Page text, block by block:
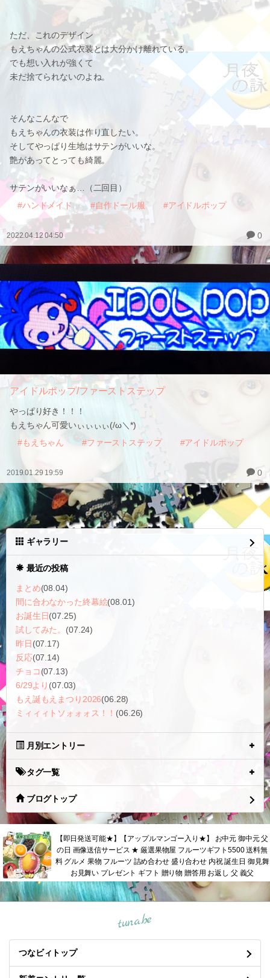
ただ、これのデザイン
もえちゃんの公式衣装とは大分かけ離れている。
でも想い入れが強くて
未だ捨てられないのよね。
そんなこんなで
もえちゃんの衣装は作り直したい。
そしてやっぱり生地はサテンがいいな。
艶があってとっても綺麗。
サテンがいいなぁ…（二回目）
#ハンドメイド
#自作ドール服 #アイドルポップ
2022.04.12 04:50 0
アイドルポップ/ファーストステップ
やっぱり好き！！！
もえちゃん可愛いぃぃぃぃ(/ω＼*)
#もえちゃん
#ファーストステップ #アイドルポップ
2019.01.29 19:59 0
ギャラリー
最近の投稿
まとめ(08.04)
間に合わなかった終幕絵(08.01)
お誕生日(07.25)
試してみた。 (07.24)
昨日 (07.17)
反応(07.14)
チョコ(07.13)
6/29より (07.03)
もえ誕もえまつり2026(06.28)
ミィィィトソォォォス！！ (06.26)
月別エントリー
タグ一覧
ブログトップ
【即日発送可能★】【アップルマンゴー入り★】 お中元 御中元 父
の日 画像送信サービス ★ 厳選果物屋 フルーツギフト5500 送料無
料 グルメ 果物 フルーツ 詰め合わせ 盛り合わせ 内祝 誕生日 御見舞
お見舞い プレゼント ギフト 贈り物 贈答用 お返し 父 義父
tuna.be
つなビィトップ